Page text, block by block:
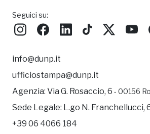
Seguici su:
info@dunp.it
ufficiostampa@dunp.it
Agenzia: Via G. Rosaccio, 6 - 00156
Sede Legale: L.go N. Franchellucci,
+39 06 4066 184